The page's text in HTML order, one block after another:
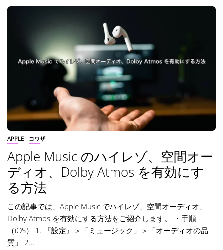
APPLE コワザ
Apple Music のハイレゾ、空間オー
ディオ、Dolby Atmos を有効にす
る方法
この記事では、Apple Music でハイレゾ、空間オーディオ、
Dolby Atmos を有効にする方法をご紹介します。 ・手順
（iOS） 1. 『設定』＞「ミュージック」＞「オーディオの品
質」 2...